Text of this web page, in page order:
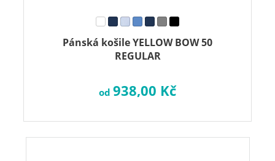
Pánská košile YELLOW BOW 50
REGULAR
od 938,00 Kč